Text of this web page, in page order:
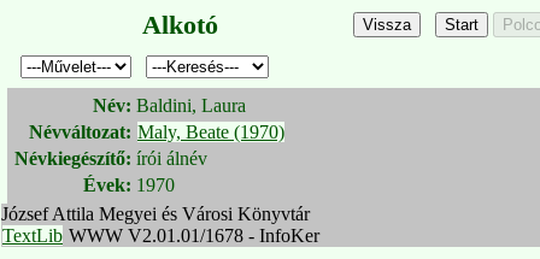
Alkotó
Név: Baldini, Laura
Névváltozat: Maly, Beate (1970)
Névkiegészítő: írói álnév
Évek: 1970
József Attila Megyei és Városi Könyvtár
TextLib WWW V2.01.01/1678 - InfoKer